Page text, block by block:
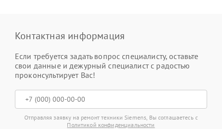
Контактная информация
Если требуется задать вопрос специалисту, оставьте
свои данные и дежурный специалист с радостью
проконсультирует Вас!
Отправляя заявку на ремонт техники Siemens, Вы соглашаетесь с
Политикой конфиденциальности